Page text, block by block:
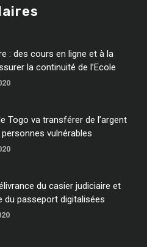
: des cours en ligne et à la
la continuité de l’Ecole
Togo va transférer de l’argent
vulnérables
du casier judiciaire et
du passeport digitalisées